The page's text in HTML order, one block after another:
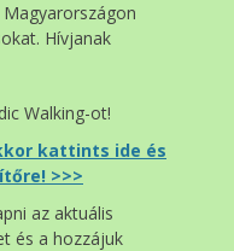
Hívjanak
Walking-ot!
kattints ide és
>>>
az aktuális
és a hozzájuk